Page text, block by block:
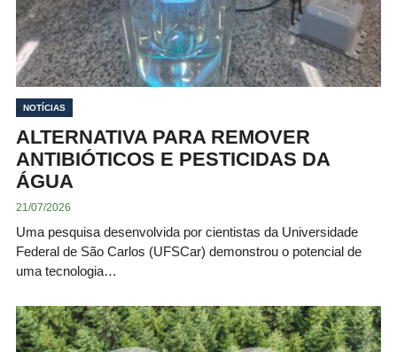
NOTÍCIAS
ALTERNATIVA PARA REMOVER
ANTIBIÓTICOS E PESTICIDAS DA
ÁGUA
21/07/2026
Uma pesquisa desenvolvida por cientistas da Universidade
Federal de São Carlos (UFSCar) demonstrou o potencial de
uma tecnologia…